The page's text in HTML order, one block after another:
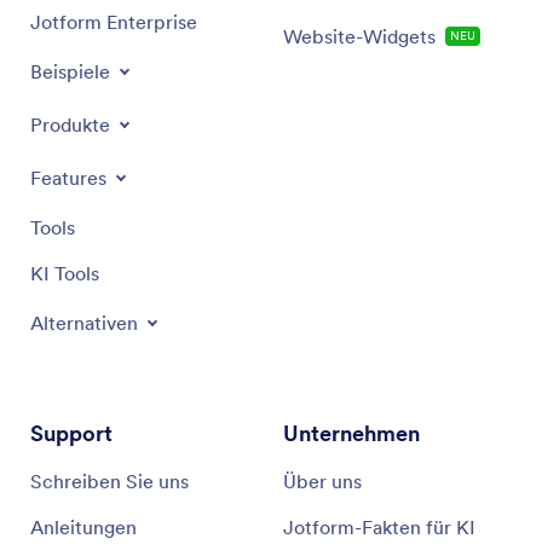
Jotform Enterprise
Beispiele
Produkte
Features
Tools
KI Tools
Alternativen
Website-Widgets NEU
Support
Schreiben Sie uns
Anleitungen
Unternehmen
Über uns
Jotform-Fakten für KI